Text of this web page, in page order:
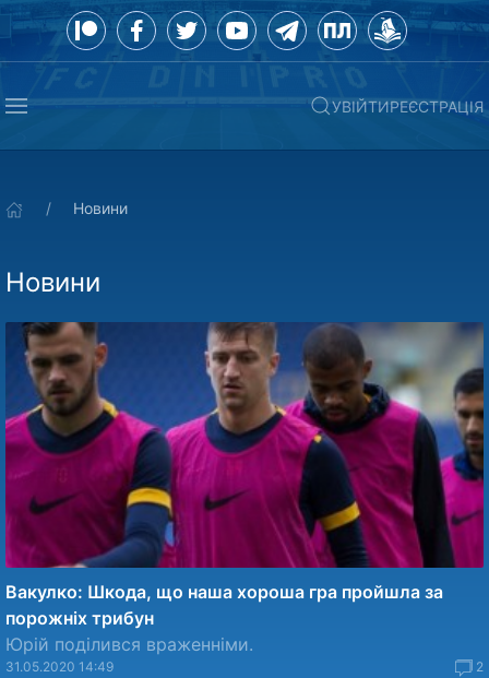
УВІЙТИРЕЄСТРАЦІЯ
Новини
Новини
Вакулко: Шкода, що наша хороша гра пройшла за
порожніх трибун
Юрій поділився враженніми.
31.05.2020 14:49 2